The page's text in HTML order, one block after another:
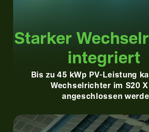
Starker
integriert
Bis zu 45 kWp PV-Leistung
Wechselrichter im S20 X
angeschlossen